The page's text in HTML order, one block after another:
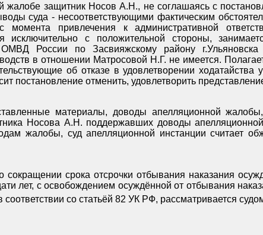
жалобе защитник Носов А.Н., не соглашаясь с
суда - несоответствующими фактическим
момента привлечения к административной
исключительно с положительной стороны,
России по Засвияжскому району г.Ульяновска
в отношении Матросовой Н.Г. не имеется.
об отказе в удовлетворении ходатайства
постановление отменить, удовлетворить
материалы, доводы апелляционной
Носова А.Н. поддержавших доводы
жалобы, суд апелляционной инстанции считает
сокращении срока отсрочки отбывания наказания
лет, с освобождением осуждённой от отбывания
соответствии со статьёй 82 УК РФ, рассматривается